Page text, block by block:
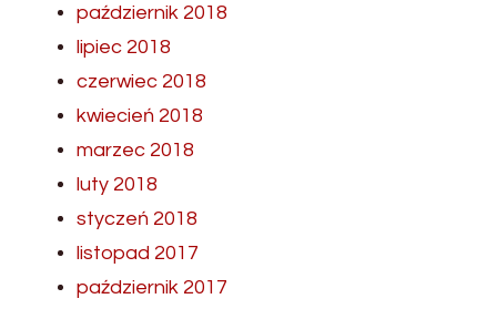
październik 2018
lipiec 2018
czerwiec 2018
kwiecień 2018
marzec 2018
luty 2018
styczeń 2018
listopad 2017
październik 2017